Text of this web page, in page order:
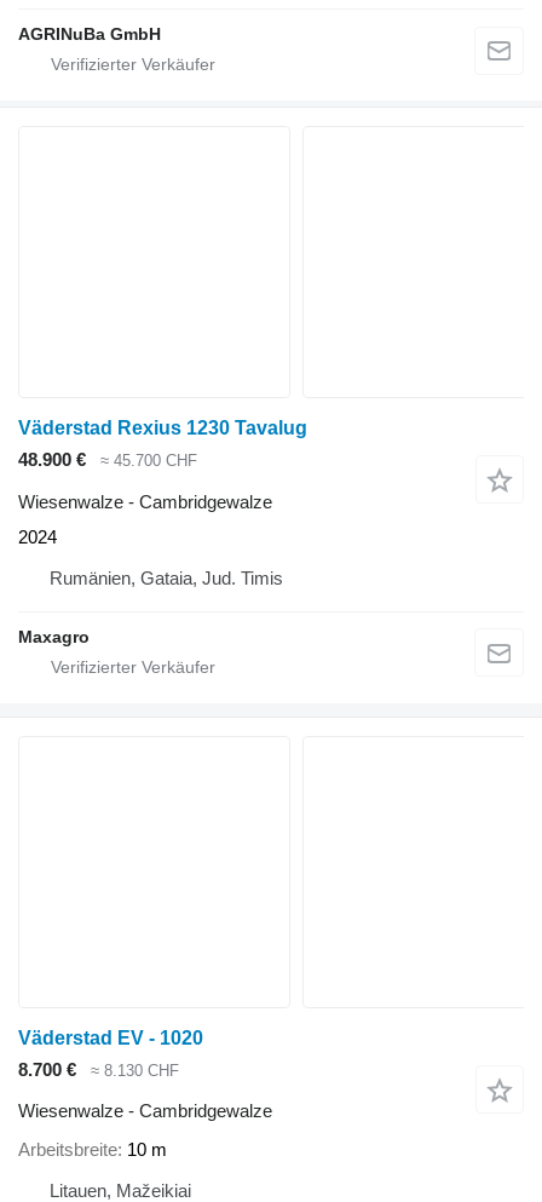
AGRINuBa GmbH
Väderstad Rexius 1230 Tavalug
48.900 €
≈ 45.700 CHF
Wiesenwalze - Cambridgewalze
2024
Rumänien, Gataia, Jud. Timis
Maxagro
Väderstad EV - 1020
8.700 €
≈ 8.130 CHF
Wiesenwalze - Cambridgewalze
Arbeitsbreite 10 m
Litauen, Mažeikiai